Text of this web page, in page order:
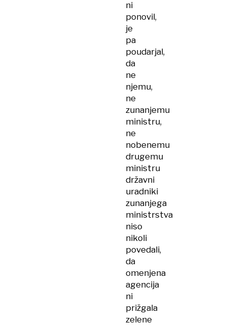
ni
ponovil,
je
pa
poudarjal,
da
ne
njemu,
ne
zunanjemu
ministru,
ne
nobenemu
drugemu
ministru
državni
uradniki
zunanjega
ministrstva
niso
nikoli
povedali,
da
omenjena
agencija
ni
prižgala
zelene